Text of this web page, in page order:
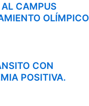
CAMPUS
OLÍMPICO
CON
POSITIVA.